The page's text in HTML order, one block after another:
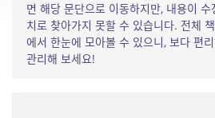
면 해당 문단으로 이동하지만, 내용이
치로 찾아가지 못할 수 있습니다. 전체
에서 한눈에 모아볼 수 있으니, 보다 편
관리해 보세요!